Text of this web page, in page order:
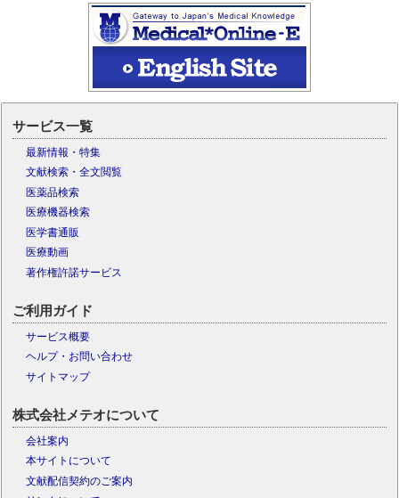
サービス一覧
最新情報・特集
文献検索・全文閲覧
医薬品検索
医療機器検索
医学書通販
医療動画
著作権許諾サービス
ご利用ガイド
サービス概要
ヘルプ・お問い合わせ
サイトマップ
株式会社メテオについて
会社案内
本サイトについて
文献配信契約のご案内